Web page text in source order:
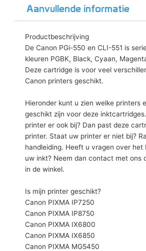
Aanvullende informatie
Productbeschrijving
De Canon PGi-550 en CLI-551 is
kleuren PGBK, Black, Cyaan,
Deze cartridge is voor veel
Canon printers geschikt.
Hieronder kunt u zien welke printers
geschikt zijn voor deze
printer er ook bij? Dan past deze
printer. Staat uw printer er niet bij?
handleiding. Heeft u vragen over het
uw inkt? Neem dan contact met ons
in de winkel.
Is mijn printer geschikt?
Canon PIXMA IP7250
Canon PIXMA IP8750
Canon PIXMA IX6800
Canon PIXMA IX6850
Canon PIXMA MG5450